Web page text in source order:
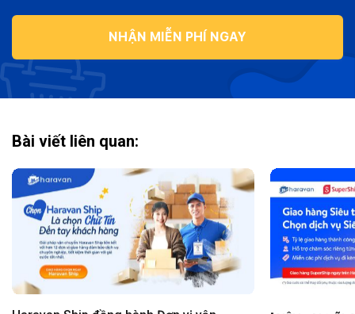
NHẬN MIỄN PHÍ NGAY
Bài viết liên quan: